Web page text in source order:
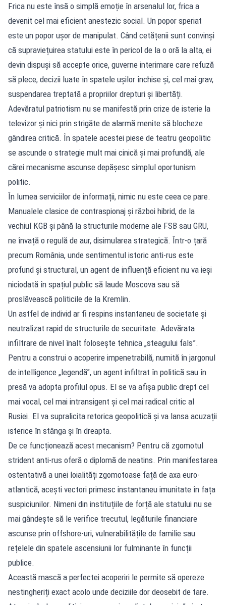
Frica nu este însă o simplă emoție în arsenalul lor, frica a
devenit cel mai eficient anestezic social. Un popor speriat
este un popor ușor de manipulat. Când cetățenii sunt convinși
că supraviețuirea statului este în pericol de la o oră la alta, ei
devin dispuși să accepte orice, guverne interimare care refuză
să plece, decizii luate în spatele ușilor închise și, cel mai grav,
suspendarea treptată a propriilor drepturi și libertăți.
Adevăratul patriotism nu se manifestă prin crize de isterie la
televizor și nici prin strigăte de alarmă menite să blocheze
gândirea critică. În spatele acestei piese de teatru geopolitic
se ascunde o strategie mult mai cinică și mai profundă, ale
cărei mecanisme ascunse depășesc simplul oportunism
politic.
În lumea serviciilor de informații, nimic nu este ceea ce pare.
Manualele clasice de contraspionaj și război hibrid, de la
vechiul KGB și până la structurile moderne ale FSB sau GRU,
ne învață o regulă de aur, disimularea strategică. Într-o țară
precum România, unde sentimentul istoric anti-rus este
profund și structural, un agent de influență eficient nu va ieși
niciodată în spațiul public să laude Moscova sau să
proslăvească politicile de la Kremlin.
Un astfel de individ ar fi respins instantaneu de societate și
neutralizat rapid de structurile de securitate. Adevărata
infiltrare de nivel înalt folosește tehnica „steagului fals”.
Pentru a construi o acoperire impenetrabilă, numită în jargonul
de intelligence „legendă”, un agent infiltrat în politică sau în
presă va adopta profilul opus. El se va afișa public drept cel
mai vocal, cel mai intransigent și cel mai radical critic al
Rusiei. El va supralicita retorica geopolitică și va lansa acuzații
isterice în stânga și în dreapta.
De ce funcționează acest mecanism? Pentru că zgomotul
strident anti-rus oferă o diplomă de neatins. Prin manifestarea
ostentativă a unei loialități zgomotoase față de axa euro-
atlantică, acești vectori primesc instantaneu imunitate în fața
suspiciunilor. Nimeni din instituțiile de forță ale statului nu se
mai gândește să le verifice trecutul, legăturile financiare
ascunse prin offshore-uri, vulnerabilitățile de familie sau
rețelele din spatele ascensiunii lor fulminante în funcții
publice.
Această mască a perfectei acoperiri le permite să opereze
nestingheriți exact acolo unde deciziile dor deosebit de tare.